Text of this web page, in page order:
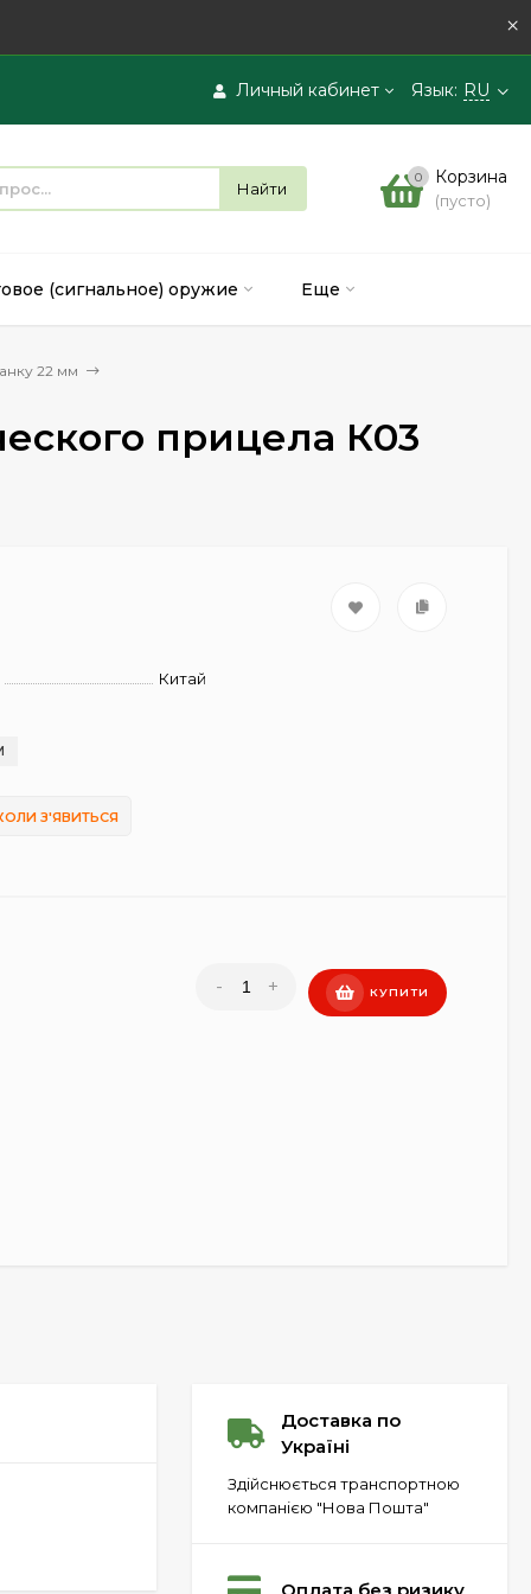
×
Личный кабинет
Вход
Регистрация
Язык: RU
Найти
0 Корзина
(пусто)
(сигнальное) оружие Еще
22 мм
прицела К03
Китай
З'ЯВИТЬСЯ
- + КУПИТИ
Доставка по
Україні
Здійснюється транспортною
компанією "Нова Пошта"
Оплата без ризику